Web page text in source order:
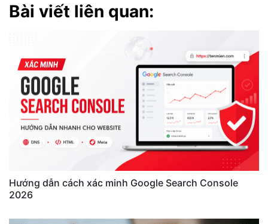
Bài viết liên quan:
Hướng dẫn cách xác minh Google Search Console
2026